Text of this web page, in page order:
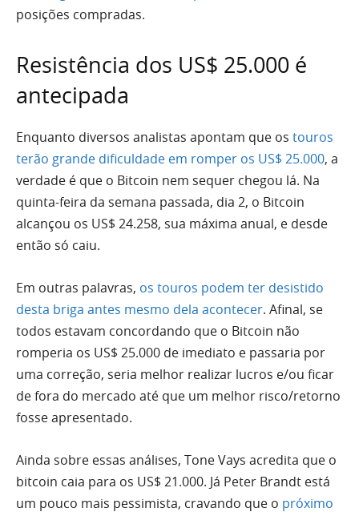
posições compradas.
Resistência dos US$ 25.000 é
antecipada
Enquanto diversos analistas apontam que os touros
terão grande dificuldade em romper os US$ 25.000, a
verdade é que o Bitcoin nem sequer chegou lá. Na
quinta-feira da semana passada, dia 2, o Bitcoin
alcançou os US$ 24.258, sua máxima anual, e desde
então só caiu.
Em outras palavras, os touros podem ter desistido
desta briga antes mesmo dela acontecer. Afinal, se
todos estavam concordando que o Bitcoin não
romperia os US$ 25.000 de imediato e passaria por
uma correção, seria melhor realizar lucros e/ou ficar
de fora do mercado até que um melhor risco/retorno
fosse apresentado.
Ainda sobre essas análises, Tone Vays acredita que o
bitcoin caia para os US$ 21.000. Já Peter Brandt está
um pouco mais pessimista, cravando que o próximo